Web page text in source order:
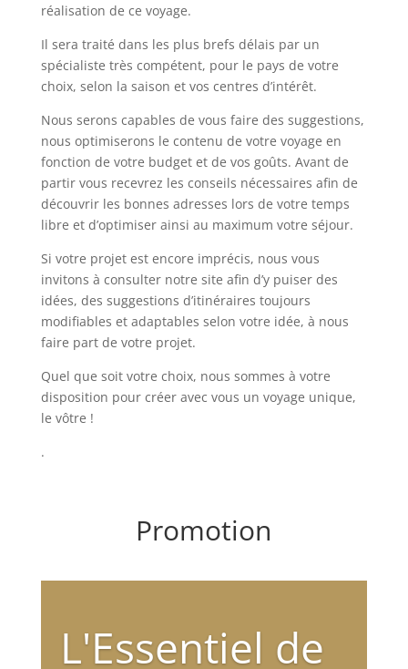
réalisation de ce voyage.
Il sera traité dans les plus brefs délais par un
spécialiste très compétent, pour le pays de votre
choix, selon la saison et vos centres d’intérêt.
Nous serons capables de vous faire des suggestions,
nous optimiserons le contenu de votre voyage en
fonction de votre budget et de vos goûts. Avant de
partir vous recevrez les conseils nécessaires afin de
découvrir les bonnes adresses lors de votre temps
libre et d’optimiser ainsi au maximum votre séjour.
Si votre projet est encore imprécis, nous vous
invitons à consulter notre site afin d’y puiser des
idées, des suggestions d’itinéraires toujours
modifiables et adaptables selon votre idée, à nous
faire part de votre projet.
Quel que soit votre choix, nous sommes à votre
disposition pour créer avec vous un voyage unique,
le vôtre !
.
Promotion
L'Essentiel de